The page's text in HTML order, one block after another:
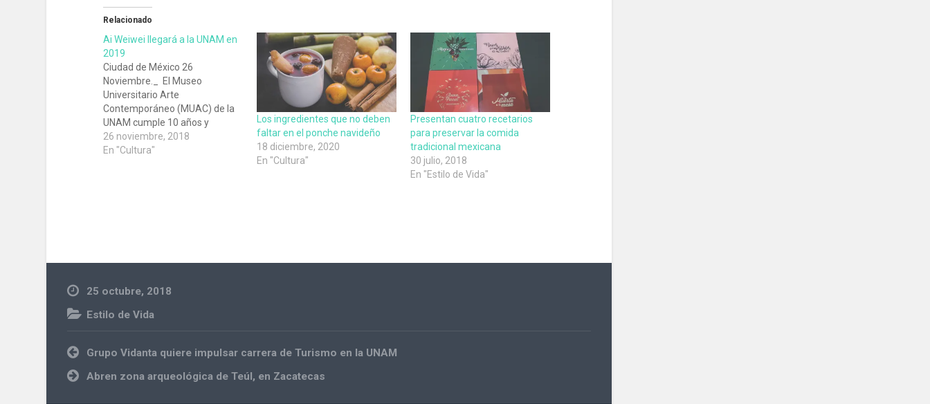
Relacionado
Ai Weiwei llegará a la UNAM en
2019
Ciudad de México 26
Noviembre._ El Museo
Universitario Arte
Contemporáneo (MUAC) de la
UNAM cumple 10 años y
celebrará de la mejor manera el
recinto se ha dado a la tarea de
26 noviembre, 2018
En "Cultura"
Los ingredientes que no deben
faltar en el ponche navideño
18 diciembre, 2020
En "Cultura"
Presentan cuatro recetarios
para preservar la comida
tradicional mexicana
30 julio, 2018
En "Estilo de Vida"
25 octubre, 2018
Estilo de Vida
Navegación
de
entradas
Grupo Vidanta quiere impulsar carrera de Turismo en la UNAM
Abren zona arqueológica de Teúl, en Zacatecas